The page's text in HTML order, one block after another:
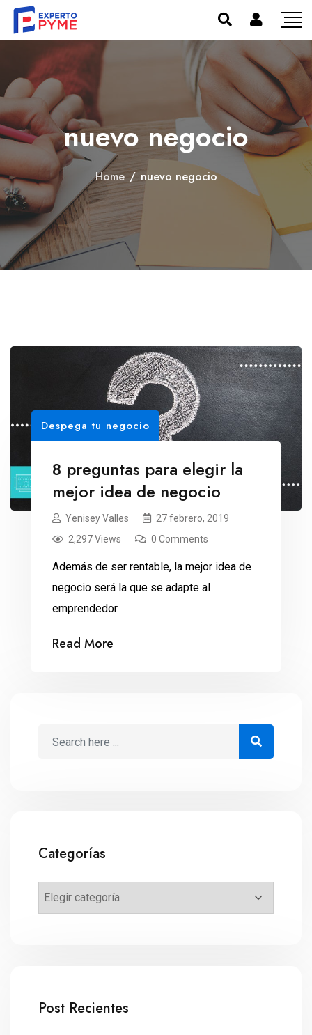
nuevo negocio
Home / nuevo negocio
Despega tu negocio
8 preguntas para elegir la
mejor idea de negocio
Yenisey Valles
27 febrero, 2019
2,297 Views
0 Comments
Además de ser rentable, la mejor idea de
negocio será la que se adapte al
emprendedor.
Read More
Categorías
Post Recientes